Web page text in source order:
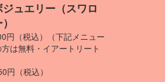
ュエリー（スワロ
円（税込）（下記メニュー
は無料・イアートリート
円（税込）